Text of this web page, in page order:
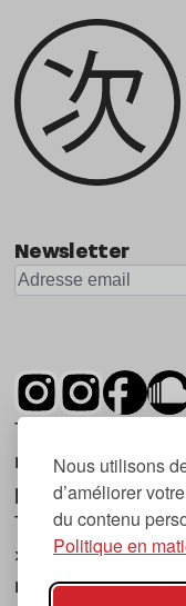
Nous utilisons
d’améliorer
du contenu
Politique en
Newsletter
Tsugi est un
musique et les
première
Tsugi en japonais
», ce qui
magazine, à